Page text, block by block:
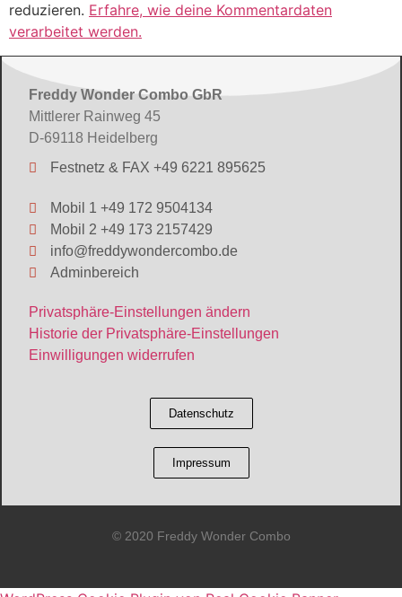
reduzieren. Erfahre, wie deine Kommentardaten
verarbeitet werden.
Freddy Wonder Combo GbR
Mittlerer Rainweg 45
D-69118 Heidelberg
Festnetz & FAX +49 6221 895625
Mobil 1 +49 172 9504134
Mobil 2 +49 173 2157429
info@freddywondercombo.de
Adminbereich
Privatsphäre-Einstellungen ändern
Historie der Privatsphäre-Einstellungen
Einwilligungen widerrufen
Datenschutz
Impressum
© 2020 Freddy Wonder Combo